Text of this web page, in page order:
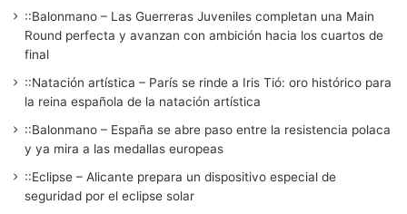
::Balonmano – Las Guerreras Juveniles completan una Main
Round perfecta y avanzan con ambición hacia los cuartos de
final
::Natación artística – París se rinde a Iris Tió: oro histórico para
la reina española de la natación artística
::Balonmano – España se abre paso entre la resistencia polaca
y ya mira a las medallas europeas
::Eclipse – Alicante prepara un dispositivo especial de
seguridad por el eclipse solar